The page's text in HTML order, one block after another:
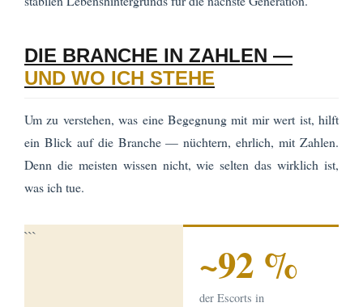
DIE BRANCHE IN ZAHLEN —
UND WO ICH STEHE
Um zu verstehen, was eine Begegnung mit mir wert ist, hilft
ein Blick auf die Branche — nüchtern, ehrlich, mit Zahlen.
Denn die meisten wissen nicht, wie selten das wirklich ist,
was ich tue.
```
~92 %
der Escorts in